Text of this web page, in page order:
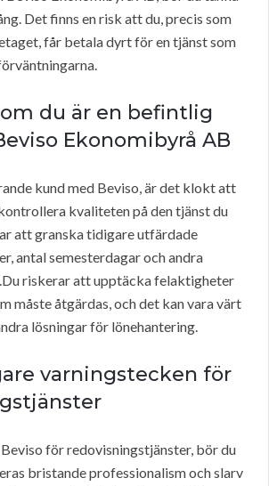
Det finns en risk att du, precis som
får betala dyrt för en tjänst som
du är en befintlig
Ekonomibyrå AB
kund med Beviso, är det klokt att
kvaliteten på den tjänst du
att granska tidigare utfärdade
antal semesterdagar och andra
riskerar att upptäcka felaktigheter
måste åtgärdas, och det kan vara värt
lösningar för lönehantering.
varningstecken för
för redovisningstjänster, bör du
bristande professionalism och slarv